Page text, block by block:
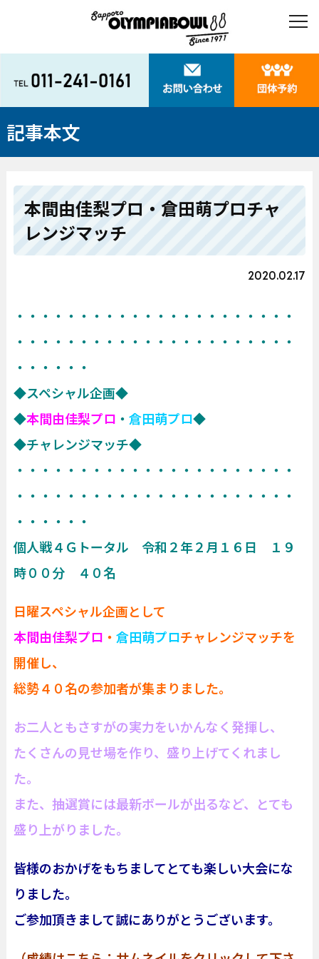
記事本文
本間由佳梨プロ・倉田萌プロチャ
レンジマッチ
2020.02.17
・・・・・・・・・・・・・・・・・・・・・・
・・・・・・・・・・・・・・・・・・・・・・
・・・・・・
◆スペシャル企画◆
◆本間由佳梨プロ ・ 倉田萌プロ◆
◆チャレンジマッチ◆
・・・・・・・・・・・・・・・・・・・・・・
・・・・・・・・・・・・・・・・・・・・・・
・・・・・・
個人戦４Ｇトータル 令和２年２月１６日 １９
時００分 ４０名
日曜スペシャル企画として
本間由佳梨プロ ・ 倉田萌プロチャレンジマッチを
開催し、
総勢４０名の参加者が集まりました。
お二人ともさすがの実力をいかんなく発揮し、
たくさんの見せ場を作り、盛り上げてくれまし
た。
また、抽選賞には最新ボールが出るなど、とても
盛り上がりました。
皆様のおかげをもちましてとても楽しい大会にな
りました。
ご参加頂きまして誠にありがとうございます。